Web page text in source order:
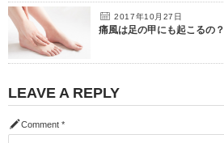
2017年10月27日
痛風は足の甲にも起こるの？
LEAVE A REPLY
Comment *